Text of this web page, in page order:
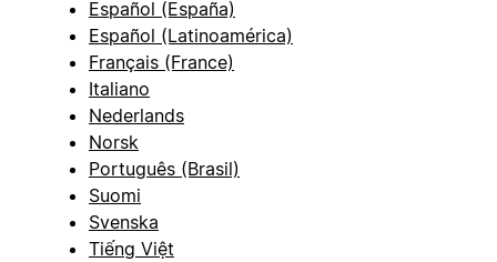
Español (España)
Español (Latinoamérica)
Français (France)
Italiano
Nederlands
Norsk
Português (Brasil)
Suomi
Svenska
Tiếng Việt